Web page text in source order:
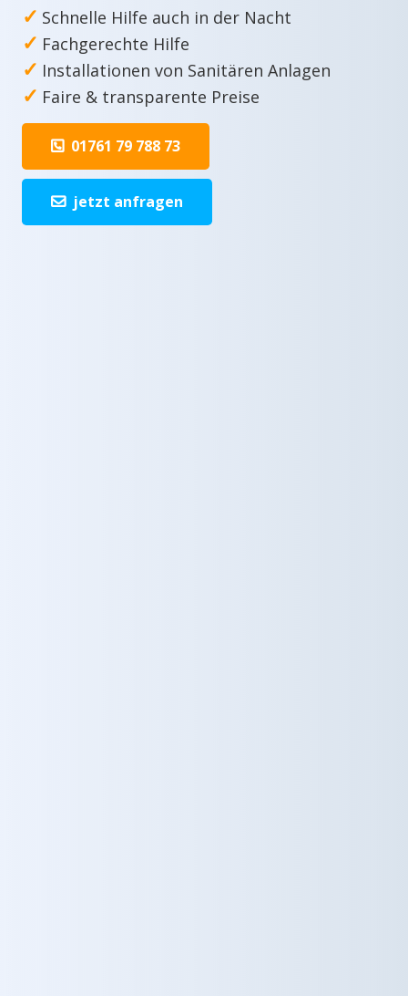
✓ Schnelle Hilfe auch in der Nacht
✓ Fachgerechte Hilfe
✓ Installationen von Sanitären Anlagen
✓ Faire & transparente Preise
01761 79 788 73
jetzt anfragen